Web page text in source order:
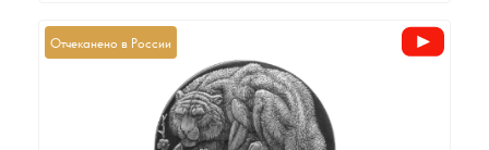
Цена выкупа
Звоните
Отчеканено в России